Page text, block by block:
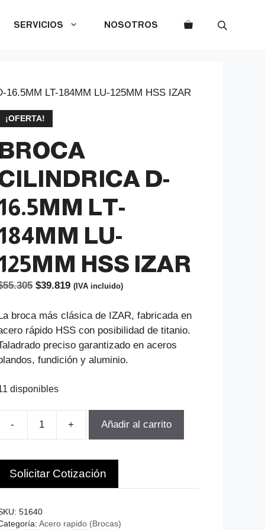
SERVICIOS NOSOTROS
16.5MM LT-184MM LU-125MM HSS IZAR
¡OFERTA!
BROCA
D-
LT-
LU-
HSS IZAR
55.305 El
original
era:
$55.305.
$39.819El
actual
es:
$39.819.
(IVA incluido)
broca más clásica de IZAR, fabricada en
rápido HSS con posibilidad de titanio.
preciso garantizado en aceros
fundición y aluminio.
disponibles
-
16.5MM
+ Añadir al carrito
Solicitar Cotización
51640
Acero rapido (Brocas)